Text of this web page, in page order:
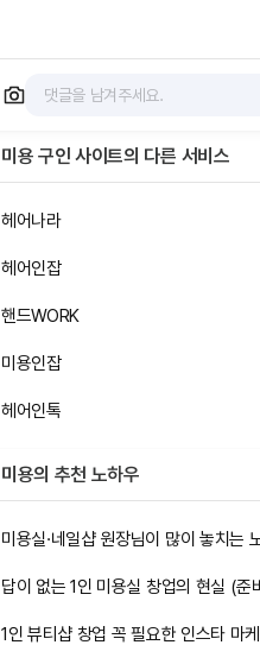
미용 구인 사이트의 다른 서비스
헤어나라
헤어인잡
핸드WORK
미용인잡
헤어인톡
미용의 추천 노하우
미용실·네일샵 원장님이 많이 놓치는
답이 없는 1인 미용실 창업의 현실 (준
1인 뷰티샵 창업 꼭 필요한 인스타 마